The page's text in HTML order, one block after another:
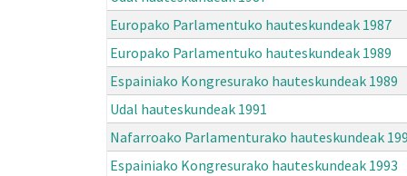
Europako Parlamentuko hauteskundeak 1987
Europako Parlamentuko hauteskundeak 1989
Espainiako Kongresurako hauteskundeak 1989
Udal hauteskundeak 1991
Nafarroako Parlamenturako hauteskundeak
Espainiako Kongresurako hauteskundeak 1993